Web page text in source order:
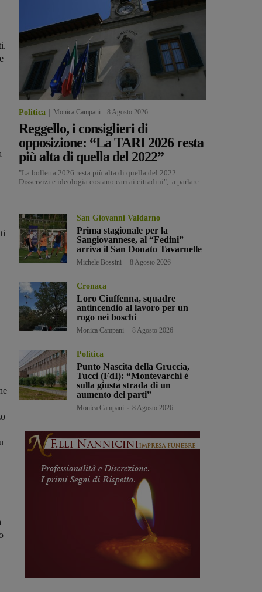
Politica Monica Campani 8 Agosto 2026
Reggello, i consiglieri di
opposizione: “La TARI 2026 resta
più alta di quella del 2022”
"La bolletta 2026 resta più alta di quella del 2022.
Disservizi e ideologia costano cari ai cittadini", a parlare...
San Giovanni Valdarno
Prima stagionale per la
Sangiovannese, al “Fedini”
arriva il San Donato Tavarnelle
Michele Bossini 8 Agosto 2026
Cronaca
Loro Ciuffenna, squadre
antincendio al lavoro per un
rogo nei boschi
Monica Campani 8 Agosto 2026
Politica
Punto Nascita della Gruccia,
Tucci (FdI): “Montevarchi è
sulla giusta strada di un
aumento dei parti”
Monica Campani 8 Agosto 2026